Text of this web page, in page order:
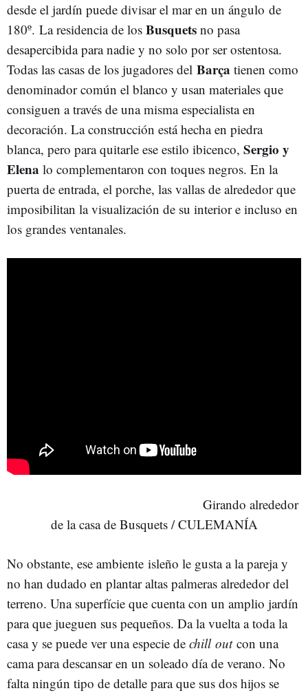
desde el jardín puede divisar el mar en un ángulo de
180º. La residencia de los Busquets no pasa
desapercibida para nadie y no solo por ser ostentosa.
Todas las casas de los jugadores del Barça tienen como
denominador común el blanco y usan materiales que
consiguen a través de una misma especialista en
decoración. La construcción está hecha en piedra
blanca, pero para quitarle ese estilo ibicenco, Sergio y
Elena lo complementaron con toques negros. En la
puerta de entrada, el porche, las vallas de alrededor que
imposibilitan la visualización de su interior e incluso en
los grandes ventanales.
Girando alrededor
de la casa de Busquets / CULEMANÍA
No obstante, ese ambiente isleño le gusta a la pareja y
no han dudado en plantar altas palmeras alrededor del
terreno. Una superfície que cuenta con un amplio jardín
para que jueguen sus pequeños. Da la vuelta a toda la
casa y se puede ver una especie de chill outcon una
cama para descansar en un soleado día de verano. No
falta ningún tipo de detalle para que sus dos hijos se